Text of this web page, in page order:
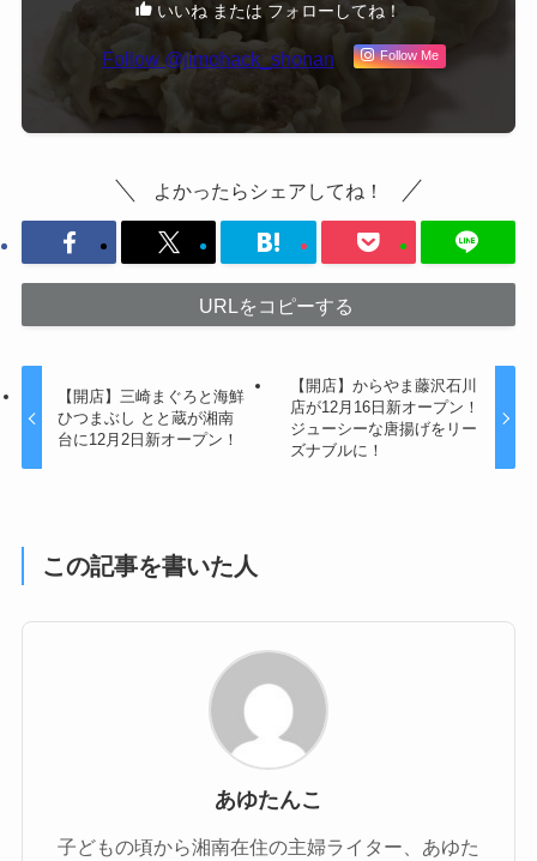
いいね または フォローしてね！
Follow @jimohack_shonan Follow Me
よかったらシェアしてね！
URLをコピーする
【開店】三崎まぐろと海鮮
ひつまぶし とと蔵が湘南
台に12月2日新オープン！
【開店】からやま藤沢石川
店が12月16日新オープン！
ジューシーな唐揚げをリー
ズナブルに！
この記事を書いた人
あゆたんこ
子どもの頃から湘南在住の主婦ライター、あゆた